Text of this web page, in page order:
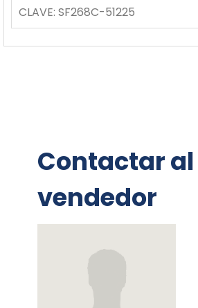
CLAVE: SF268C-51225
Contactar al
vendedor